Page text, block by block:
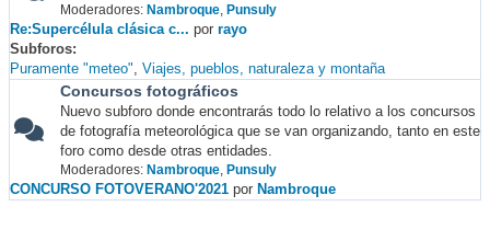
Moderadores: Nambroque, Punsuly
Re:Supercélula clásica c... por rayo
Subforos
Puramente "meteo" Viajes, pueblos, naturaleza y montaña
Concursos fotográficos
Nuevo subforo donde encontrarás todo lo relativo a los concursos
de fotografía meteorológica que se van organizando, tanto en este
foro como desde otras entidades.
Moderadores: Nambroque, Punsuly
CONCURSO FOTOVERANO'2021 por Nambroque